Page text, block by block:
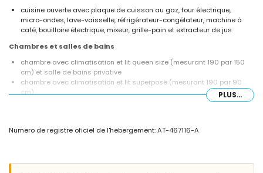
cuisine ouverte avec plaque de cuisson au gaz, four électrique,
micro-ondes, lave-vaisselle, réfrigérateur-congélateur, machine à
café, bouilloire électrique, mixeur, grille-pain et extracteur de jus
Chambres et salles de bains
chambre avec climatisation et lit queen size (mesurant 190 par 150
cm) et salle de bains privative
chambre avec climatisation et lit superposé (mesurant 190 par 90
cm)
chambre avec climatisation et 2 lits simples (mesurant 200 par 90
cm)
toilettes
PLUS...
Numero de registre oficiel de l'hebergement: AT-467116-A